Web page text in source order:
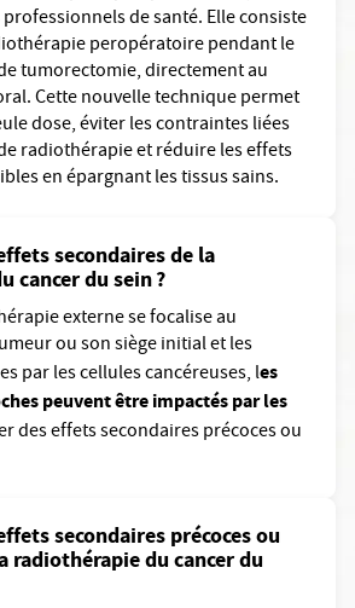
de santé. Elle consiste
peropératoire pendant le
tumorectomie, directement au
Cette nouvelle technique permet
dose, éviter les contraintes liées
radiothérapie et réduire les effets
en épargnant les tissus sains.
secondaires de la
cancer du sein ?
externe se focalise au
ou son siège initial et les
par les cellules cancéreuses, les
peuvent être impactés par les
des effets secondaires précoces ou
secondaires précoces ou
radiothérapie du cancer du